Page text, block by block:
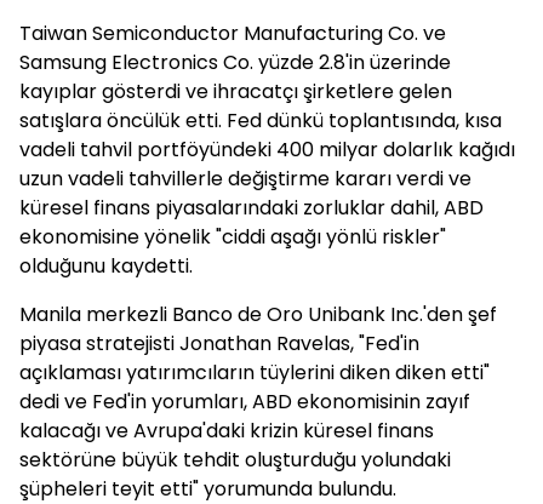
Taiwan Semiconductor Manufacturing Co. ve
Samsung Electronics Co. yüzde 2.8'in üzerinde
kayıplar gösterdi ve ihracatçı şirketlere gelen
satışlara öncülük etti. Fed dünkü toplantısında, kısa
vadeli tahvil portföyündeki 400 milyar dolarlık kağıdı
uzun vadeli tahvillerle değiştirme kararı verdi ve
küresel finans piyasalarındaki zorluklar dahil, ABD
ekonomisine yönelik "ciddi aşağı yönlü riskler"
olduğunu kaydetti.
Manila merkezli Banco de Oro Unibank Inc.'den şef
piyasa stratejisti Jonathan Ravelas, "Fed'in
açıklaması yatırımcıların tüylerini diken diken etti"
dedi ve Fed'in yorumları, ABD ekonomisinin zayıf
kalacağı ve Avrupa'daki krizin küresel finans
sektörüne büyük tehdit oluşturduğu yolundaki
şüpheleri teyit etti" yorumunda bulundu.